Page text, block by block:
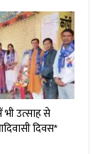
भी उत्साह से
दिवस*